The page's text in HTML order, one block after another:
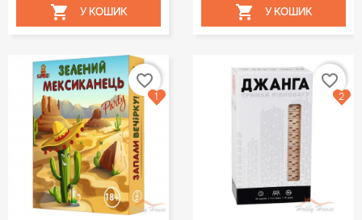
 У КОШИК  У КОШИК
favorite_border
1
favorite_border
2